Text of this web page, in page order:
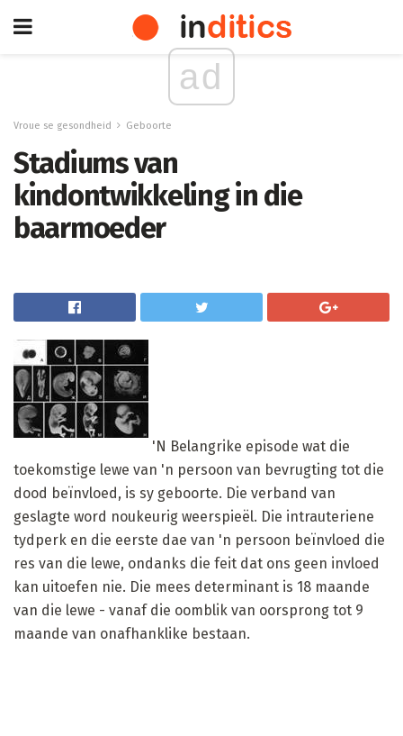
ad
Vroue se gesondheid Geboorte
Stadiums van
kindontwikkeling in die
baarmoeder
'N Belangrike episode wat die
toekomstige lewe van 'n persoon van bevrugting tot die
dood beïnvloed, is sy geboorte. Die verband van
geslagte word noukeurig weerspieël. Die intrauteriene
tydperk en die eerste dae van 'n persoon beïnvloed die
res van die lewe, ondanks die feit dat ons geen invloed
kan uitoefen nie. Die mees determinant is 18 maande
van die lewe - vanaf die oomblik van oorsprong tot 9
maande van onafhanklike bestaan.